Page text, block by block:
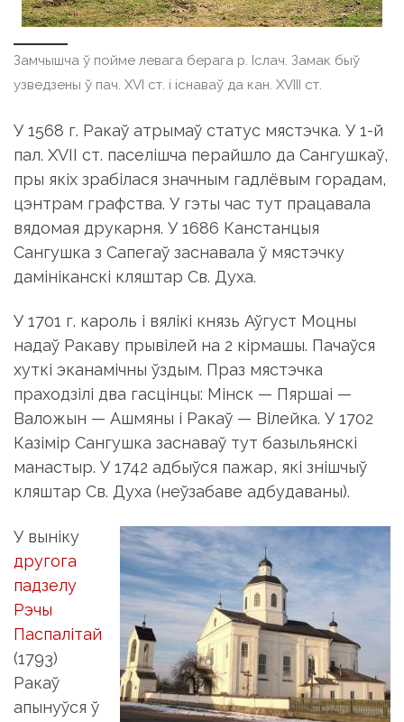
Замчышча ў пойме левага берага р. Іслач. Замак быў
узведзены ў пач. XVI ст. і існаваў да кан. XVIII ст.
У 1568 г. Ракаў атрымаў статус мястэчка. У 1-й
пал. ХVII ст. паселішча перайшло да Сангушкаў,
пры якіх зрабілася значным гадлёвым горадам,
цэнтрам графства. У гэты час тут працавала
вядомая друкарня. У 1686 Канстанцыя
Сангушка з Сапегаў заснавала ў мястэчку
дамініканскі кляштар Св. Духа.
У 1701 г. кароль і вялікі князь Аўгуст Моцны
надаў Ракаву прывілей на 2 кірмашы. Пачаўся
хуткі эканамічны ўздым. Праз мястэчка
праходзілі два гасцінцы: Мінск — Пяршаі —
Валожын — Ашмяны і Ракаў — Вілейка. У 1702
Казімір Сангушка заснаваў тут базыльянскі
манастыр. У 1742 адбыўся пажар, які знішчыў
кляштар Св. Духа (неўзабаве адбудаваны).
У выніку
другога
падзелу
Рэчы
Паспалітай
(1793)
Ракаў
апынуўся ў